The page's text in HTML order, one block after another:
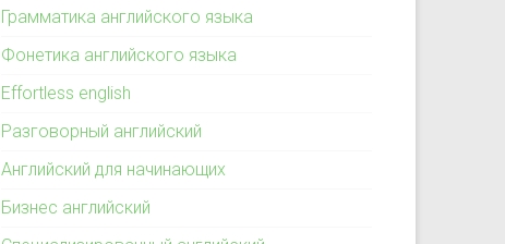
Грамматика английского языка
Фонетика английского языка
Effortless english
Разговорный английский
Английский для начинающих
Бизнес английский